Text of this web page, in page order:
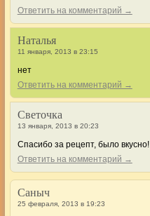
Ответить на комментарий →
Наталья
11 января, 2013 в 23:15
нет
Ответить на комментарий →
Светочка
13 января, 2013 в 20:23
Спасибо за рецепт, было вкусно!
Ответить на комментарий →
Саныч
25 февраля, 2013 в 19:23